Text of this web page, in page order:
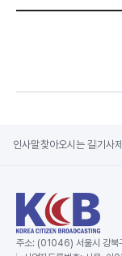
인사말찾아오시는 길기사
주소: (01046) 서울시 강